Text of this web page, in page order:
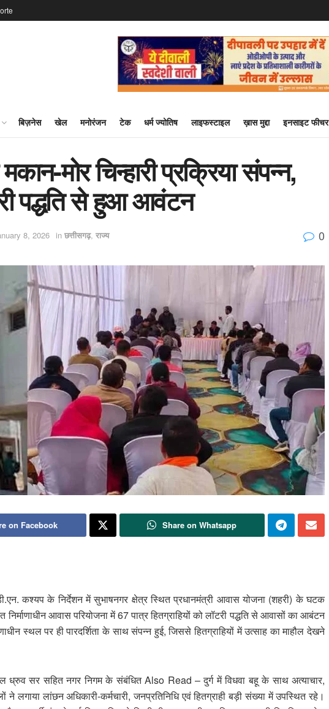
बिज़नेस खेल मनोरंजन टेक धर्म ज्योतिष लाइफस्टाइल ख़ास मुद्दा इनसाइट फीचर
मोर चिन्हारी प्रक्रिया संपन्न,
पद्धति से हुआ आवंटन
8, 2026 in छत्तीसगढ़, राज्य 0
on Facebook Share on Whatsapp
कश्यप के निर्देशन में सुभाषनगर क्षेत्र स्थित प्रधानमंत्री आवास योजना (शहरी) के घटक
निर्माणाधीन आवास परियोजना में 67 पात्र हितग्राहियों को लॉटरी पद्धति से आवासों का आबंटन
स्थल पर ही पारदर्शिता के साथ संपन्न हुई, जिससे हितग्राहियों में उत्साह का माहौल देखने
सर सहित नगर निगम के संबंधित Also Read – दुर्ग में विधवा बहू के साथ अत्याचार,
लगाया लांछन अधिकारी-कर्मचारी, जनप्रतिनिधि एवं हितग्राही बड़ी संख्या में उपस्थित रहे।